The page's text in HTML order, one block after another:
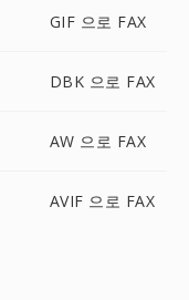
GIF 으로 FAX
DBK 으로 FAX
AW 으로 FAX
AVIF 으로 FAX